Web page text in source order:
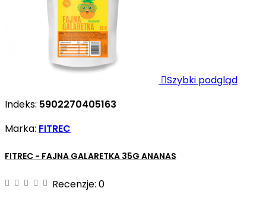
Szybki podgląd
Indeks: 5902270405163
Marka: FITREC
FITREC - FAJNA GALARETKA 35G ANANAS
Recenzje: 0